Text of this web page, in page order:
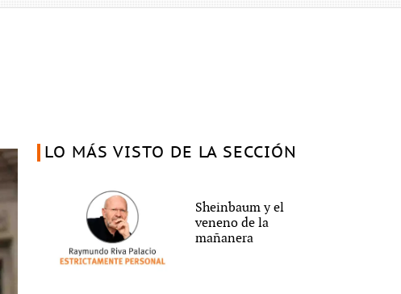
LO MÁS VISTO DE LA SECCIÓN
Sheinbaum y el
veneno de la
mañanera